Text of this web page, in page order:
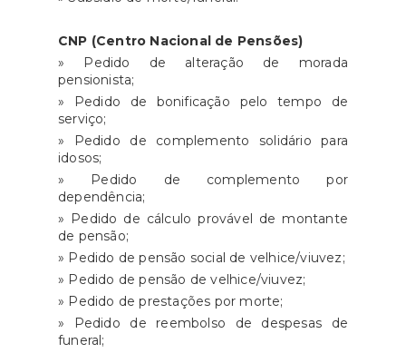
CNP (Centro Nacional de Pensões)
» Pedido de alteração de morada
pensionista;
» Pedido de bonificação pelo tempo de
serviço;
» Pedido de complemento solidário para
idosos;
» Pedido de complemento por
dependência;
» Pedido de cálculo provável de montante
de pensão;
» Pedido de pensão social de velhice/viuvez;
» Pedido de pensão de velhice/viuvez;
» Pedido de prestações por morte;
» Pedido de reembolso de despesas de
funeral;